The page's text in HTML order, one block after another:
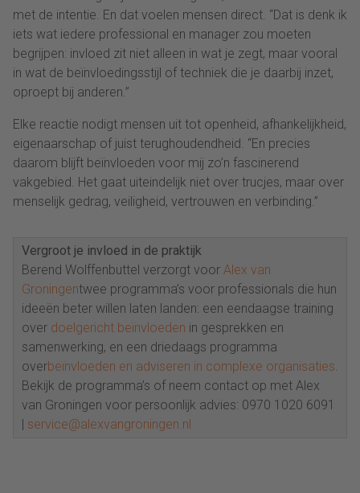
met de intentie. En dat voelen mensen direct. “Dat is denk ik
iets wat iedere professional en manager zou moeten
begrijpen: invloed zit niet alleen in wat je zegt, maar vooral
in wat de beïnvloedingsstijl of techniek die je daarbij inzet,
oproept bij anderen.”
Elke reactie nodigt mensen uit tot openheid, afhankelijkheid,
eigenaarschap of juist terughoudendheid. “En precies
daarom blijft beïnvloeden voor mij zo’n fascinerend
vakgebied. Het gaat uiteindelijk niet over trucjes, maar over
menselijk gedrag, veiligheid, vertrouwen en verbinding.”
Vergroot je invloed in de praktijk
Berend Wolffenbuttel verzorgt voor Alex van
Groningentwee programma’s voor professionals die hun
ideeën beter willen laten landen: een eendaagse training
over doelgericht beïnvloeden in gesprekken en
samenwerking, en een driedaags programma
overbeïnvloeden en adviseren in complexe organisaties.
Bekijk de programma’s of neem contact op met Alex
van Groningen voor persoonlijk advies: 0970 1020 6091
service@alexvangroningen.nl